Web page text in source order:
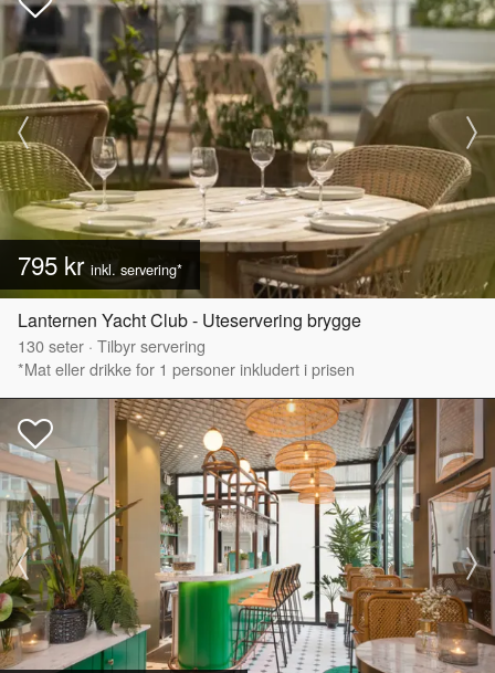
795 kr inkl. servering*
Lanternen Yacht Club - Uteservering brygge
130seter · Tilbyr servering
*Mat eller drikke for 1 personer inkludert i prisen